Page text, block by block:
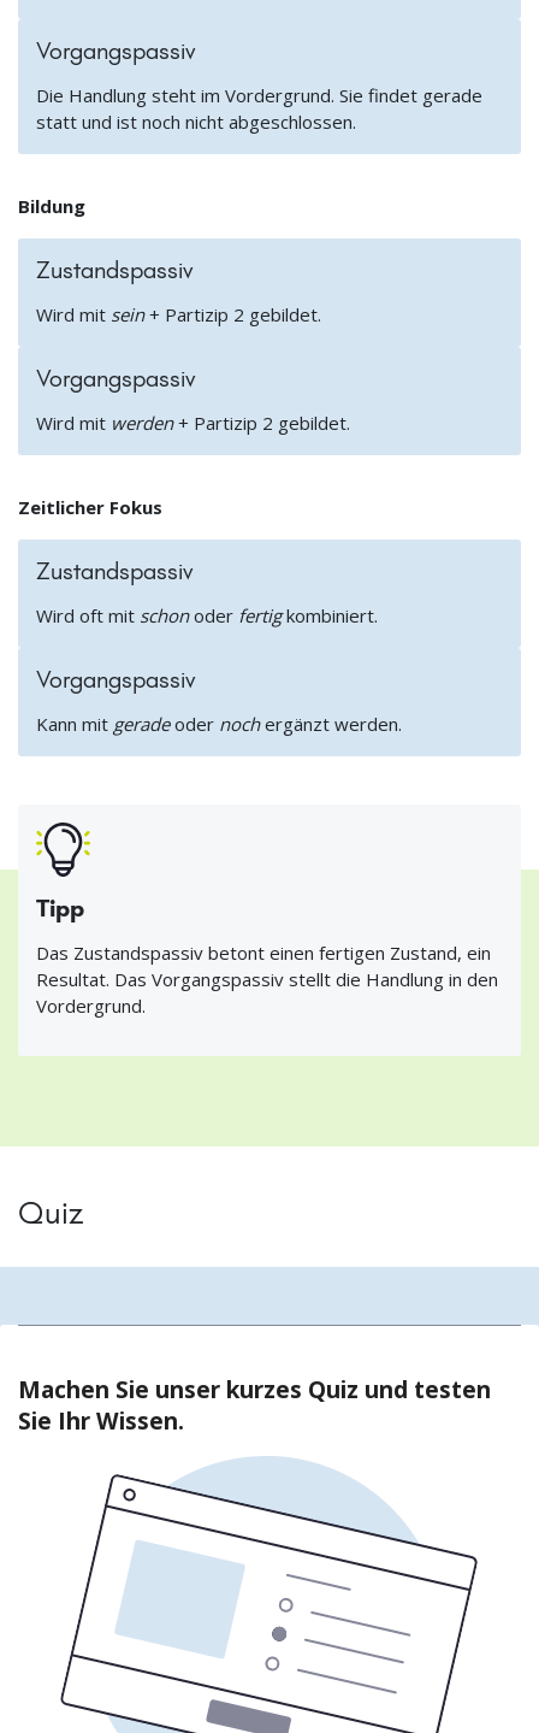
Vorgangspassiv
Die Handlung steht im Vordergrund. Sie findet gerade
statt und ist noch nicht abgeschlossen.
Bildung
Zustandspassiv
Wird mit sein+ Partizip 2 gebildet.
Vorgangspassiv
Wird mit werden+ Partizip 2 gebildet.
Zeitlicher Fokus
Zustandspassiv
Wird oft mit schonoder fertigkombiniert.
Vorgangspassiv
Kann mit geradeoder nochergänzt werden.
Tipp
Das Zustandspassiv betont einen fertigen Zustand, ein
Resultat. Das Vorgangspassiv stellt die Handlung in den
Vordergrund.
Quiz